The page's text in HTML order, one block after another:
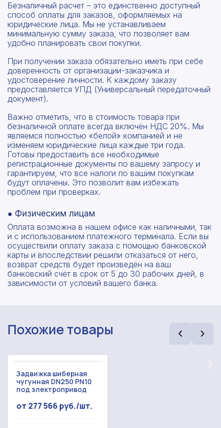
Безналичный расчет – это единственно доступный
способ оплаты для заказов, оформляемых на
юридические лица. Мы не устанавливаем
минимальную сумму заказа, что позволяет вам
удобно планировать свои покупки.
При получении заказа обязательно иметь при себе
доверенность от организации-заказчика и
удостоверение личности. К каждому заказу
предоставляется УПД (Универсальный передаточный
документ).
Важно отметить, что в стоимость товара при
безналичной оплате всегда включён НДС 20%. Мы
являемся полностью «белой» компанией и не
изменяем юридические лица каждые три года.
Готовы предоставить все необходимые
регистрационные документы по вашему запросу и
гарантируем, что все налоги по вашим покупкам
будут оплачены. Это позволит вам избежать
проблем при проверках.
● Физическим лицам
Оплата возможна в нашем офисе как наличными, так
и с использованием платежного терминала. Если вы
осуществили оплату заказа с помощью банковской
карты и впоследствии решили отказаться от него,
возврат средств будет произведён на ваш
банковский счёт в срок от 5 до 30 рабочих дней, в
зависимости от условий вашего банка.
Похожие товары
Задвижка шиберная
чугунная DN250 PN10
под электропривод
от 277 566 руб./шт.
Рассчитать смету
кратчайшие сроки.
Мы свяжемся с вами в ближайшее время!
нашим товарам и актуальным ценам на
спасибо!
С вами свяжется наш менеджер.
Форма не отправлена!
Произошла ошибка.